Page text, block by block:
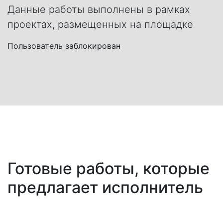
Данные работы выполнены в рамках
проектах, размещенных на площадке
Пользователь заблокирован
Готовые работы, которые
предлагает исполнитель